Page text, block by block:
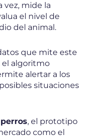
vez, mide la
el nivel de
del animal.
que mite este
el algoritmo
alertar a los
situaciones
, el prototipo
como el